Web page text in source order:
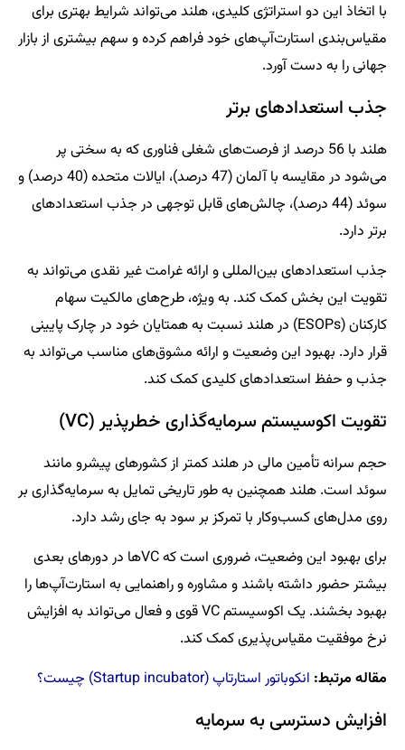
با اتخاذ این دو استراتژی کلیدی، هلند می‌تواند شرایط بهتری برای
مقیاس‌بندی استارت‌آپ‌های خود فراهم کرده و سهم بیشتری از بازار
جهانی را به دست آورد.
جذب استعدادهای برتر
هلند با 56 درصد از فرصت‌های شغلی فناوری که به سختی پر
می‌شود در مقایسه با آلمان (47 درصد)، ایالات متحده (40 درصد) و
سوئد (44 درصد)، چالش‌های قابل توجهی در جذب استعدادهای
برتر دارد.
جذب استعدادهای بین‌المللی و ارائه غرامت غیر نقدی می‌تواند به
تقویت این بخش کمک کند. به ویژه، طرح‌های مالکیت سهام
کارکنان (ESOPs) در هلند نسبت به همتایان خود در چارک پایینی
قرار دارد. بهبود این وضعیت و ارائه مشوق‌های مناسب می‌تواند به
جذب و حفظ استعدادهای کلیدی کمک کند.
تقویت اکوسیستم سرمایه‌گذاری خطرپذیر (VC)
حجم سرانه تأمین مالی در هلند کمتر از کشورهای پیشرو مانند
سوئد است. هلند همچنین به طور تاریخی تمایل به سرمایه‌گذاری بر
روی مدل‌های کسب‌وکار با تمرکز بر سود به جای رشد دارد.
برای بهبود این وضعیت، ضروری است که VCها در دورهای بعدی
بیشتر حضور داشته باشند و مشاوره و راهنمایی به استارت‌آپ‌ها را
بهبود بخشند. یک اکوسیستم VC قوی و فعال می‌تواند به افزایش
نرخ موفقیت مقیاس‌پذیری کمک کند.
مقاله مرتبط: انکوباتور استارتاپ (Startup incubator) چیست؟
افزایش دسترسی به سرمایه